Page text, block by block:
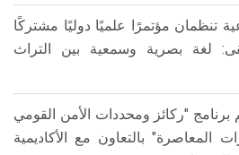
تنظمان مؤتمرًا علميًا دوليًا مشتركًا
لغة بصرية وسمعية بين التراث
"ركائز ومحددات الأمن القومي
بالتعاون مع الأكاديمية